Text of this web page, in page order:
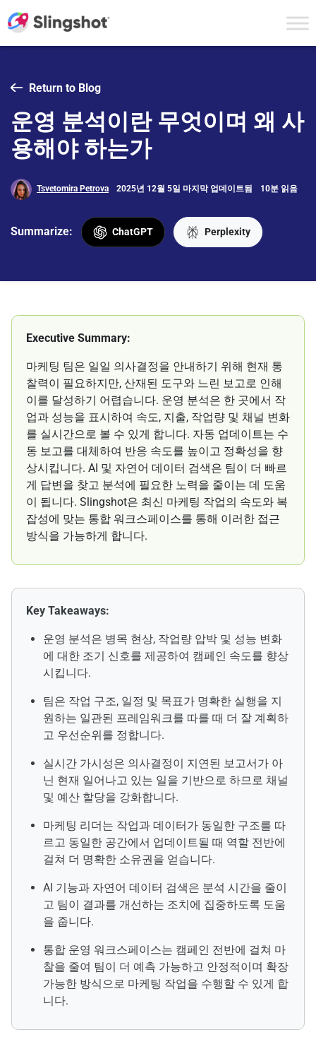
Return to Blog
운영 분석이란 무엇이며 왜 사
용해야 하는가
Tsvetomira Petrova 2025년 12월 5일 마지막 업데이트됨 10분 읽음
Summarize: ChatGPT Perplexity
Executive Summary:
마케팅 팀은 일일 의사결정을 안내하기 위해 현재 통
찰력이 필요하지만, 산재된 도구와 느린 보고로 인해
이를 달성하기 어렵습니다. 운영 분석은 한 곳에서 작
업과 성능을 표시하여 속도, 지출, 작업량 및 채널 변화
를 실시간으로 볼 수 있게 합니다. 자동 업데이트는 수
동 보고를 대체하여 반응 속도를 높이고 정확성을 향
상시킵니다. AI 및 자연어 데이터 검색은 팀이 더 빠르
게 답변을 찾고 분석에 필요한 노력을 줄이는 데 도움
이 됩니다. Slingshot은 최신 마케팅 작업의 속도와 복
잡성에 맞는 통합 워크스페이스를 통해 이러한 접근
방식을 가능하게 합니다.
Key Takeaways:
운영 분석은 병목 현상, 작업량 압박 및 성능 변화
에 대한 조기 신호를 제공하여 캠페인 속도를 향상
시킵니다.
팀은 작업 구조, 일정 및 목표가 명확한 실행을 지
원하는 일관된 프레임워크를 따를 때 더 잘 계획하
고 우선순위를 정합니다.
실시간 가시성은 의사결정이 지연된 보고서가 아
닌 현재 일어나고 있는 일을 기반으로 하므로 채널
및 예산 할당을 강화합니다.
마케팅 리더는 작업과 데이터가 동일한 구조를 따
르고 동일한 공간에서 업데이트될 때 역할 전반에
걸쳐 더 명확한 소유권을 얻습니다.
AI 기능과 자연어 데이터 검색은 분석 시간을 줄이
고 팀이 결과를 개선하는 조치에 집중하도록 도움
을 줍니다.
통합 운영 워크스페이스는 캠페인 전반에 걸쳐 마
찰을 줄여 팀이 더 예측 가능하고 안정적이며 확장
가능한 방식으로 마케팅 작업을 수행할 수 있게 합
니다.